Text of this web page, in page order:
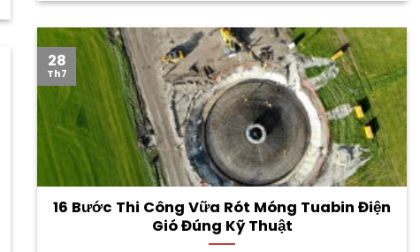
16 Bước Thi Công Vữa Rót Móng Tuabin Điện
Gió Đúng Kỹ Thuật
28
Th7